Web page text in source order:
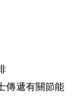
傳遞有關節能